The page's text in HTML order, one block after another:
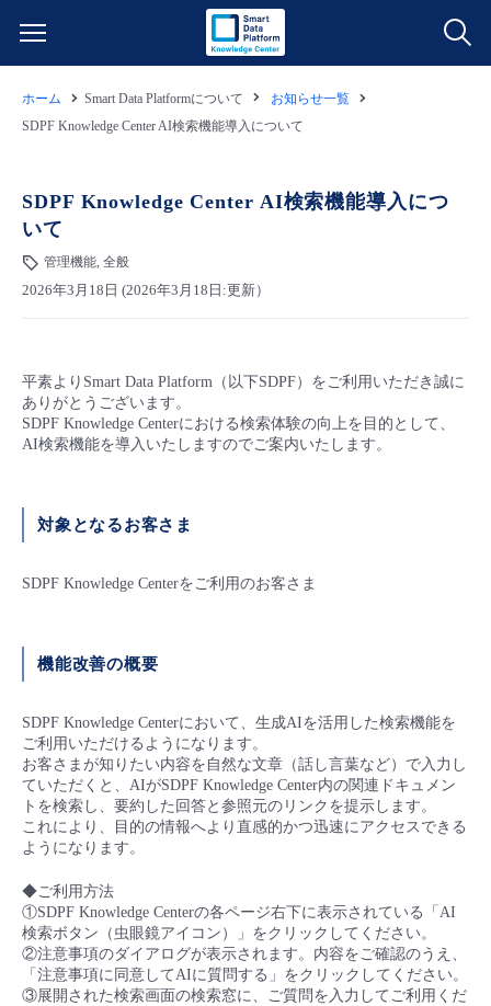
ネットワーク
モニタリング/監査
クラウド/サーバー
IoT
すべてのメニューを見る
料金情報
料金シミュレーター
クラウド/サーバー
サポート
すべてのメニューを見る
ご利用開始ガイド
- 管理機能
- 登録情報の管理
- APIリファレンス
■ 基本構築ガイド
- クラウド / サーバー
- バックアップ
- マルチクラウド利用
- リモートワーク
- ITインフラストラクチャー
- その他
故障/メンテナンス情報
定期メンテナンス
パートナー
販売パートナー向けプログラム
協業パートナー
脱炭素化
ホーム Smart Data Platformについて
お知らせ一覧
SDPF Knowledge Center AI検索機能導入について
SDPF Knowledge Center AI検索機能導入につ
いて
管理機能, 全般
2026年3月18日 (2026年3月18日:更新）
平素よりSmart Data Platform（以下SDPF）をご利用いただき誠に
ありがとうございます。
SDPF Knowledge Centerにおける検索体験の向上を目的として、
AI検索機能を導入いたしますのでご案内いたします。
対象となるお客さま
SDPF Knowledge Centerをご利用のお客さま
機能改善の概要
SDPF Knowledge Centerにおいて、生成AIを活用した検索機能を
ご利用いただけるようになります。
お客さまが知りたい内容を自然な文章（話し言葉など）で入力し
ていただくと、AIがSDPF Knowledge Center内の関連ドキュメン
トを検索し、要約した回答と参照元のリンクを提示します。
これにより、目的の情報へより直感的かつ迅速にアクセスできる
ようになります。
◆ご利用方法
①SDPF Knowledge Centerの各ページ右下に表示されている「AI
検索ボタン（虫眼鏡アイコン）」をクリックしてください。
②注意事項のダイアログが表示されます。内容をご確認のうえ、
「注意事項に同意してAIに質問する」をクリックしてください。
③展開された検索画面の検索窓に、ご質問を入力してご利用くだ